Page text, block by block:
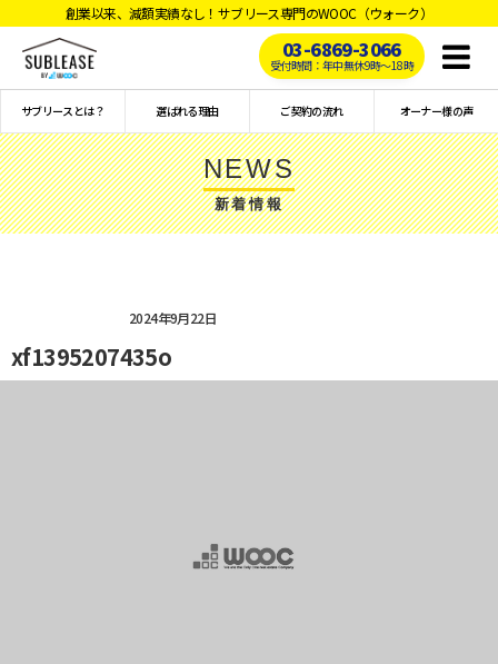
創業以来、減額実績なし！サブリース専門のWOOC（ウォーク）
03-6869-3066
受付時間：年中無休9時〜18時
サブリースとは？ 選ばれる理由 ご契約の流れ オーナー様の声
NEWS
新着情報
2024年9月22日
xf1395207435o